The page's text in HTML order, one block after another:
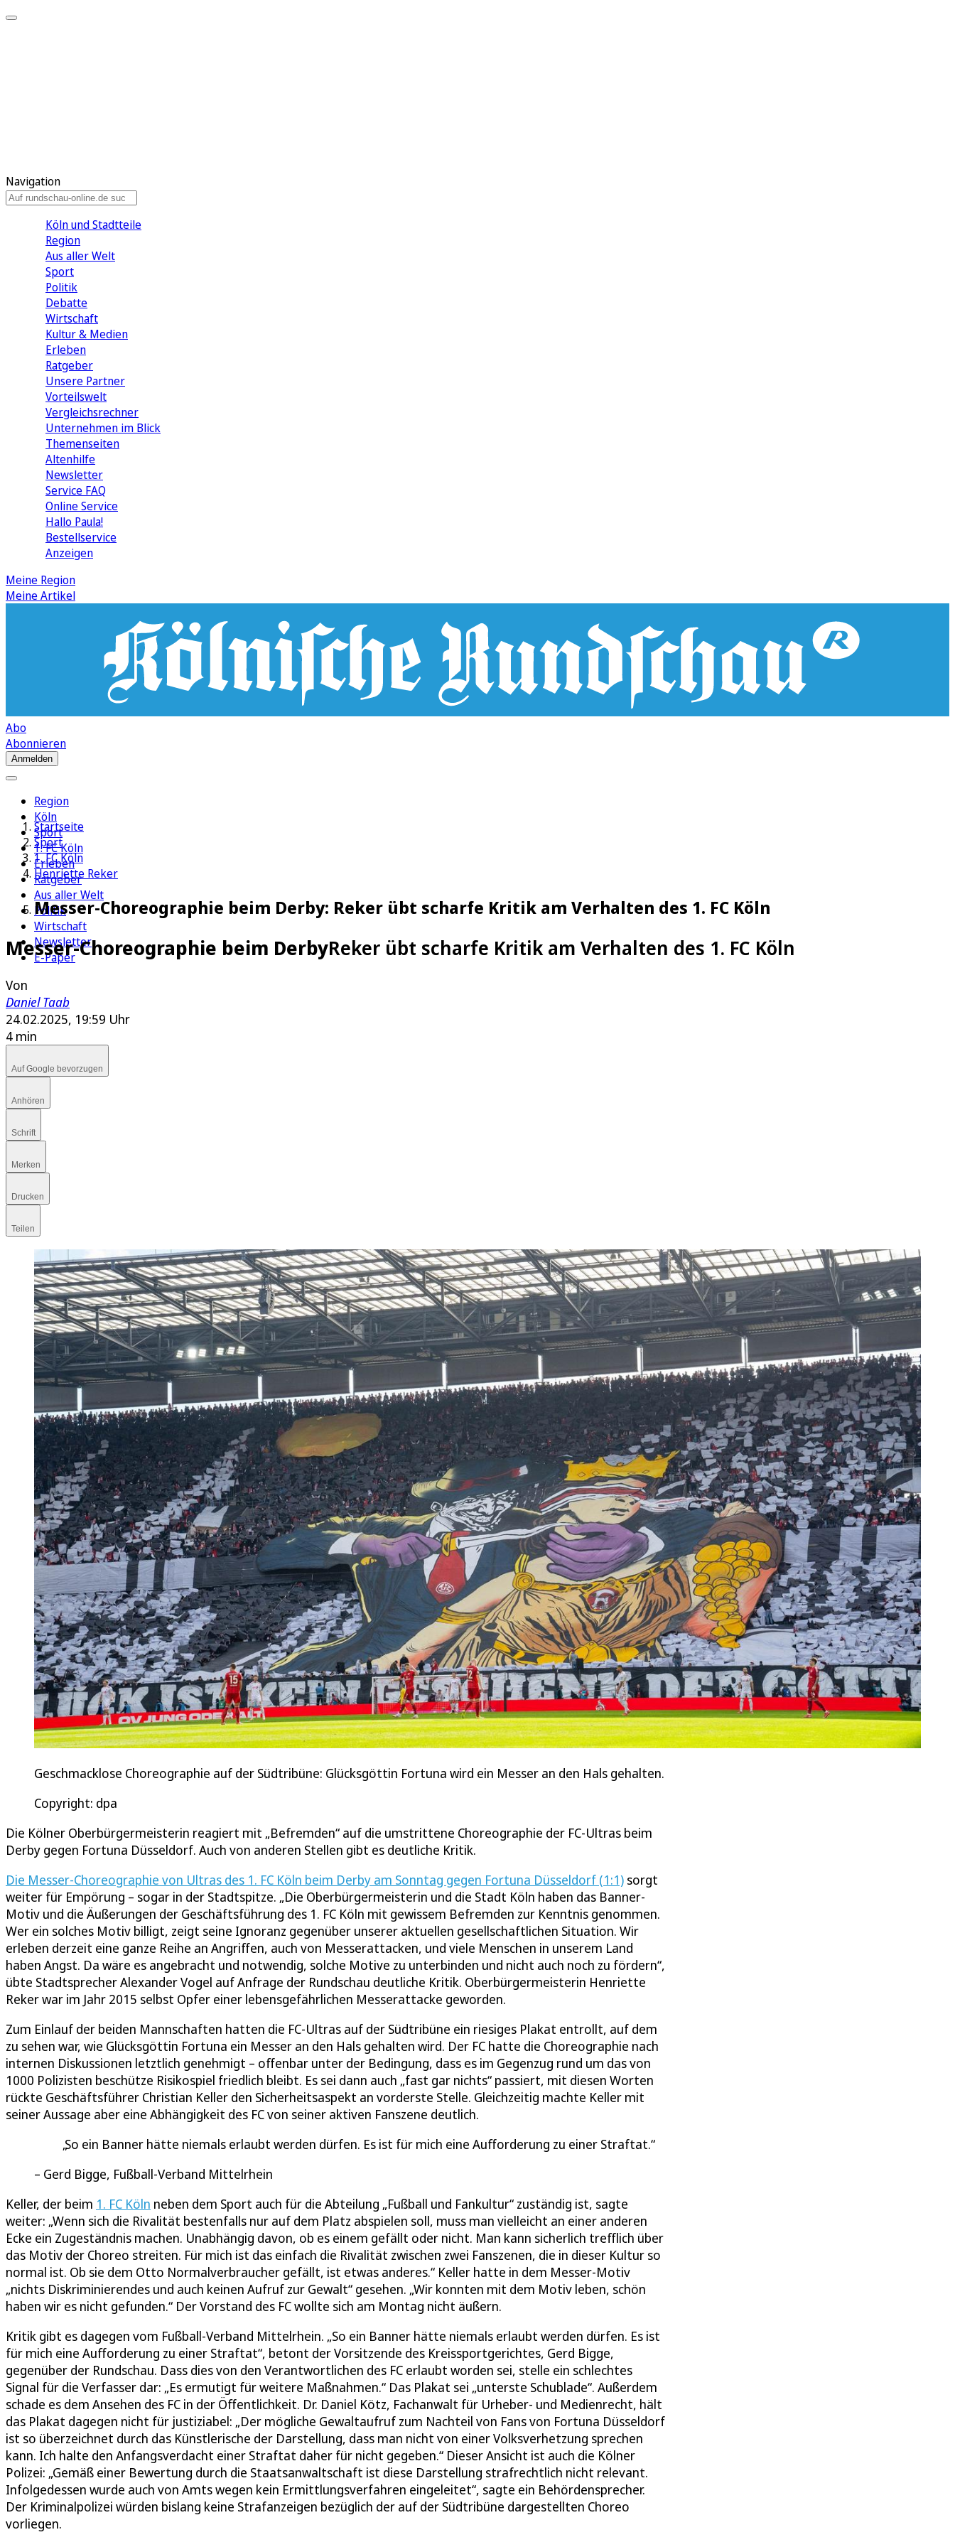
Navigation
Köln und Stadtteile
Region
Aus aller Welt
Sport
Politik
Debatte
Wirtschaft
Kultur & Medien
Erleben
Ratgeber
Unsere Partner
Vorteilswelt
Vergleichsrechner
Unternehmen im Blick
Themenseiten
Altenhilfe
Newsletter
Service FAQ
Online Service
Hallo Paula!
Bestellservice
Anzeigen
Meine Region
Meine Artikel
Abo
Abonnieren
Anmelden
Region
Köln
Sport
1. FC Köln
Erleben
Ratgeber
Aus aller Welt
Politik
Wirtschaft
Newsletter
E-Paper
Startseite
Sport
1. FC Köln
Henriette Reker
Messer-Choreographie beim Derby: Reker übt scharfe Kritik am Verhalten des 1. FC Köln
Messer-Choreographie beim DerbyReker übt scharfe Kritik am Verhalten des 1. FC Köln
Von
Daniel Taab
24.02.2025, 19:59 Uhr
4 min
Auf Google bevorzugen
Anhören
Schrift
Merken
Drucken
Teilen
Geschmacklose Choreographie auf der Südtribüne: Glücksgöttin Fortuna wird ein Messer an den Hals gehalten.
Copyright: dpa
Die Kölner Oberbürgermeisterin reagiert mit „Befremden“ auf die umstrittene Choreographie der FC-Ultras beim
Derby gegen Fortuna Düsseldorf. Auch von anderen Stellen gibt es deutliche Kritik.
Die Messer-Choreographie von Ultras des 1. FC Köln beim Derby am Sonntag gegen Fortuna Düsseldorf (1:1) sorgt
weiter für Empörung – sogar in der Stadtspitze. „Die Oberbürgermeisterin und die Stadt Köln haben das Banner-
Motiv und die Äußerungen der Geschäftsführung des 1. FC Köln mit gewissem Befremden zur Kenntnis genommen.
Wer ein solches Motiv billigt, zeigt seine Ignoranz gegenüber unserer aktuellen gesellschaftlichen Situation. Wir
erleben derzeit eine ganze Reihe an Angriffen, auch von Messerattacken, und viele Menschen in unserem Land
haben Angst. Da wäre es angebracht und notwendig, solche Motive zu unterbinden und nicht auch noch zu fördern“,
übte Stadtsprecher Alexander Vogel auf Anfrage der Rundschau deutliche Kritik. Oberbürgermeisterin Henriette
Reker war im Jahr 2015 selbst Opfer einer lebensgefährlichen Messerattacke geworden.
Zum Einlauf der beiden Mannschaften hatten die FC-Ultras auf der Südtribüne ein riesiges Plakat entrollt, auf dem
zu sehen war, wie Glücksgöttin Fortuna ein Messer an den Hals gehalten wird. Der FC hatte die Choreographie nach
internen Diskussionen letztlich genehmigt – offenbar unter der Bedingung, dass es im Gegenzug rund um das von
1000 Polizisten beschütze Risikospiel friedlich bleibt. Es sei dann auch „fast gar nichts“ passiert, mit diesen Worten
rückte Geschäftsführer Christian Keller den Sicherheitsaspekt an vorderste Stelle. Gleichzeitig machte Keller mit
seiner Aussage aber eine Abhängigkeit des FC von seiner aktiven Fanszene deutlich.
So ein Banner hätte niemals erlaubt werden dürfen. Es ist für mich eine Aufforderung zu einer Straftat.
Gerd Bigge, Fußball-Verband Mittelrhein
Keller, der beim 1. FC Köln neben dem Sport auch für die Abteilung „Fußball und Fankultur“ zuständig ist, sagte
weiter: „Wenn sich die Rivalität bestenfalls nur auf dem Platz abspielen soll, muss man vielleicht an einer anderen
Ecke ein Zugeständnis machen. Unabhängig davon, ob es einem gefällt oder nicht. Man kann sicherlich trefflich über
das Motiv der Choreo streiten. Für mich ist das einfach die Rivalität zwischen zwei Fanszenen, die in dieser Kultur so
normal ist. Ob sie dem Otto Normalverbraucher gefällt, ist etwas anderes.“ Keller hatte in dem Messer-Motiv
„nichts Diskriminierendes und auch keinen Aufruf zur Gewalt“ gesehen. „Wir konnten mit dem Motiv leben, schön
haben wir es nicht gefunden.“ Der Vorstand des FC wollte sich am Montag nicht äußern.
Kritik gibt es dagegen vom Fußball-Verband Mittelrhein. „So ein Banner hätte niemals erlaubt werden dürfen. Es ist
für mich eine Aufforderung zu einer Straftat“, betont der Vorsitzende des Kreissportgerichtes, Gerd Bigge,
gegenüber der Rundschau. Dass dies von den Verantwortlichen des FC erlaubt worden sei, stelle ein schlechtes
Signal für die Verfasser dar: „Es ermutigt für weitere Maßnahmen.“ Das Plakat sei „unterste Schublade“. Außerdem
schade es dem Ansehen des FC in der Öffentlichkeit. Dr. Daniel Kötz, Fachanwalt für Urheber- und Medienrecht, hält
das Plakat dagegen nicht für justiziabel: „Der mögliche Gewaltaufruf zum Nachteil von Fans von Fortuna Düsseldorf
ist so überzeichnet durch das Künstlerische der Darstellung, dass man nicht von einer Volksverhetzung sprechen
kann. Ich halte den Anfangsverdacht einer Straftat daher für nicht gegeben.“ Dieser Ansicht ist auch die Kölner
Polizei: „Gemäß einer Bewertung durch die Staatsanwaltschaft ist diese Darstellung strafrechtlich nicht relevant.
Infolgedessen wurde auch von Amts wegen kein Ermittlungsverfahren eingeleitet“, sagte ein Behördensprecher.
Der Kriminalpolizei würden bislang keine Strafanzeigen bezüglich der auf der Südtribüne dargestellten Choreo
vorliegen.